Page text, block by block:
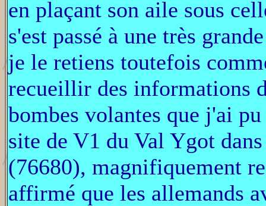
en plaçant son aile sous
s'est passé à une très
je le retiens toutefois
recueillir des informations
bombes volantes que j'ai
site de V1 du Val Ygot
(76680), magnifiquement
affirmé que les allemands